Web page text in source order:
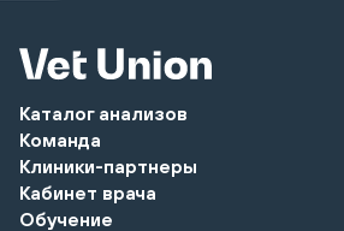
Каталог анализов
Команда
Клиники-партнеры
Кабинет врача
Обучение